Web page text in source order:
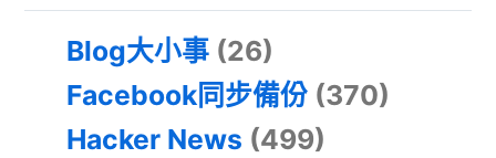
Blog大小事 (26)
Facebook同步備份 (370)
Hacker News (499)